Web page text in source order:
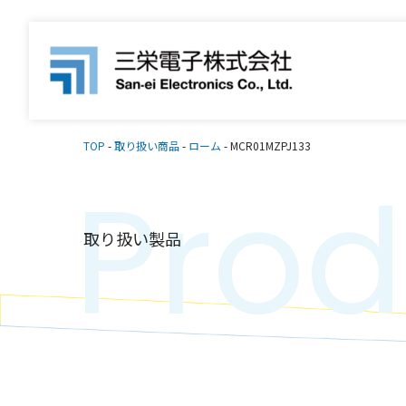
TOP -取り扱い商品- ローム -MCR01MZPJ133
取り扱い製品